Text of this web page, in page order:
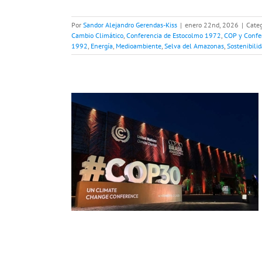
Por Sandor Alejandro Gerendas-Kiss | enero 22nd, 2026 |
Cambio Climático, Conferencia de Estocolmo 1972, COP y
1992, Energía, Medioambiente, Selva del Amazonas,